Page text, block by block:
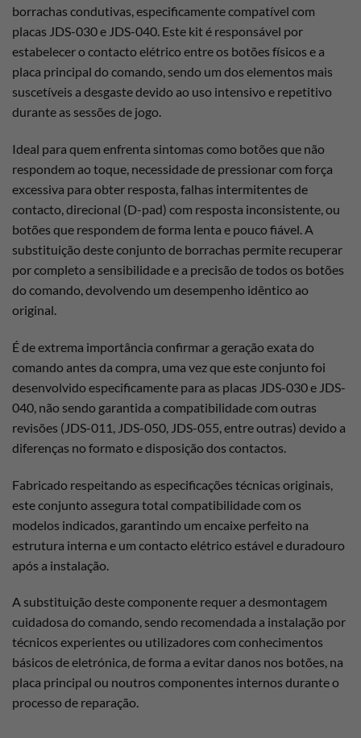
borrachas condutivas, especificamente compatível com
placas JDS-030 e JDS-040. Este kit é responsável por
estabelecer o contacto elétrico entre os botões físicos e a
placa principal do comando, sendo um dos elementos mais
suscetíveis a desgaste devido ao uso intensivo e repetitivo
durante as sessões de jogo.
Ideal para quem enfrenta sintomas como botões que não
respondem ao toque, necessidade de pressionar com força
excessiva para obter resposta, falhas intermitentes de
contacto, direcional (D-pad) com resposta inconsistente, ou
botões que respondem de forma lenta e pouco fiável. A
substituição deste conjunto de borrachas permite recuperar
por completo a sensibilidade e a precisão de todos os botões
do comando, devolvendo um desempenho idêntico ao
original.
É de extrema importância confirmar a geração exata do
comando antes da compra, uma vez que este conjunto foi
desenvolvido especificamente para as placas JDS-030 e JDS-
040, não sendo garantida a compatibilidade com outras
revisões (JDS-011, JDS-050, JDS-055, entre outras) devido a
diferenças no formato e disposição dos contactos.
Fabricado respeitando as especificações técnicas originais,
este conjunto assegura total compatibilidade com os
modelos indicados, garantindo um encaixe perfeito na
estrutura interna e um contacto elétrico estável e duradouro
após a instalação.
A substituição deste componente requer a desmontagem
cuidadosa do comando, sendo recomendada a instalação por
técnicos experientes ou utilizadores com conhecimentos
básicos de eletrónica, de forma a evitar danos nos botões, na
placa principal ou noutros componentes internos durante o
processo de reparação.